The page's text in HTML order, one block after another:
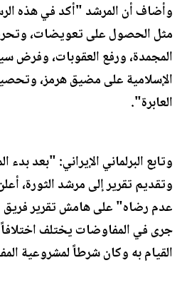
وأضاف أن المرشد "أكد في هذه
مثل الحصول على تعويضات، وتحرير
المجمدة، ورفع العقوبات، وفرض
الإسلامية على مضيق هرمز،
العابرة".
وتابع البرلماني الإيراني: "بعد
وتقديم تقرير إلى مرشد الثورة،
عدم رضاه" على هامش تقرير
جرى في المفاوضات يختلف اختلافاً
القيام به وكان شرطاً لمشروعية